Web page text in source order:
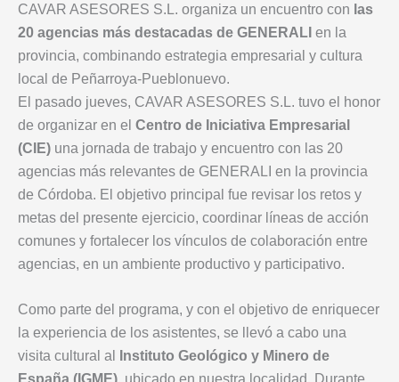
CAVAR ASESORES S.L. organiza un encuentro con las
20 agencias más destacadas de GENERALI en la
provincia, combinando estrategia empresarial y cultura
local de Peñarroya-Pueblonuevo.
El pasado jueves, CAVAR ASESORES S.L. tuvo el honor
de organizar en el Centro de Iniciativa Empresarial
(CIE) una jornada de trabajo y encuentro con las 20
agencias más relevantes de GENERALI en la provincia
de Córdoba. El objetivo principal fue revisar los retos y
metas del presente ejercicio, coordinar líneas de acción
comunes y fortalecer los vínculos de colaboración entre
agencias, en un ambiente productivo y participativo.
Como parte del programa, y con el objetivo de enriquecer
la experiencia de los asistentes, se llevó a cabo una
visita cultural al
Instituto Geológico y Minero de